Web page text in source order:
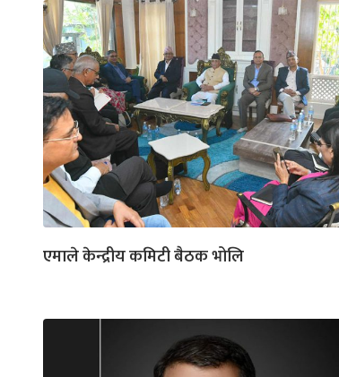
एमाले केन्द्रीय कमिटी बैठक भोलि